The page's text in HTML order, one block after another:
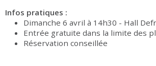
Infos pratiques :
Dimanche 6 avril à 14h30 - Hall
Entrée gratuite dans la limite des
Réservation conseillée